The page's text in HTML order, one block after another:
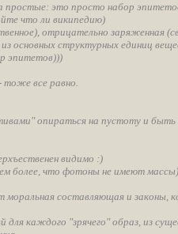
простые: это просто набор
что ли википедию)
отрицательно заряженная
основных структурных единиц
эпитетов)))
тоже все равно.
опираться на пустоту и
видимо :)
более, что фотоны не имеют
моральная составляющая и законы,
каждого "зрячего" образ, из